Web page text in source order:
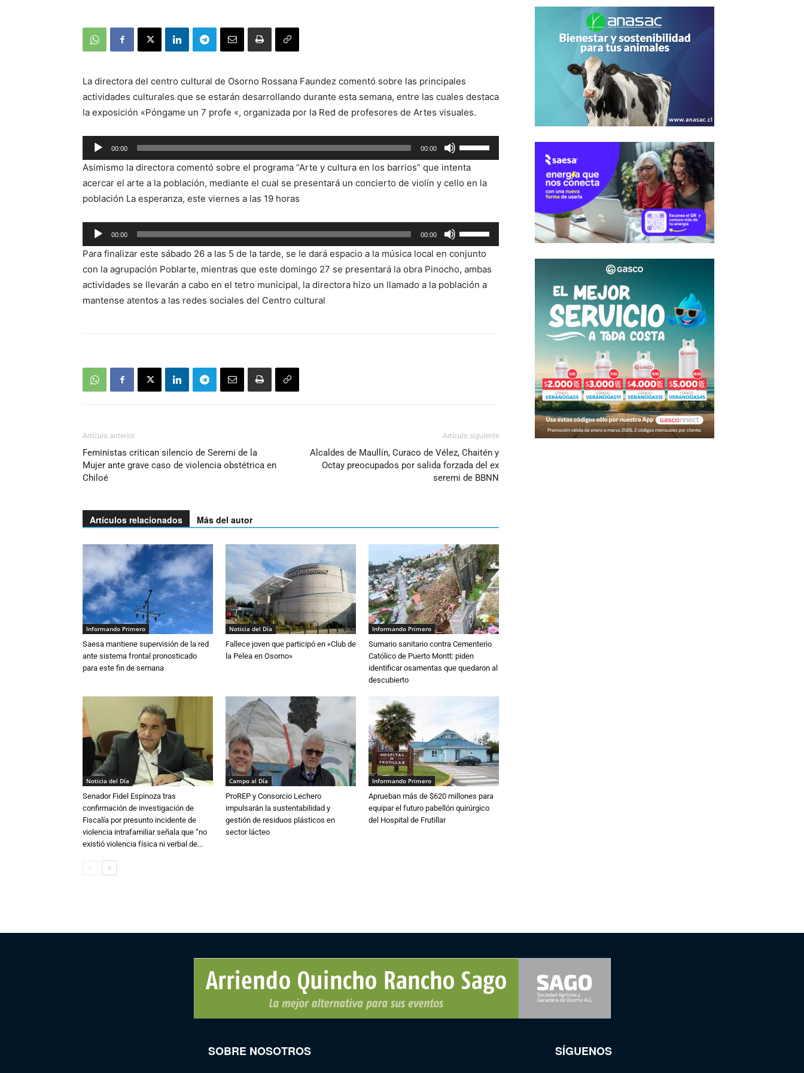
La directora del centro cultural de Osorno Rossana Faundez comentó sobre las principales
actividades culturales que se estarán desarrollando durante esta semana, entre las cuales destaca
la exposición «Póngame un 7 profe «, organizada por la Red de profesores de Artes visuales.
Reproductor
de
audio
00:00 00:00
las
teclas
de
arriba/abajo
para
aumentar
disminuir
Asimismo la directora comentó sobre el programa “Arte y cultura en los barrios” que intenta
acercar el arte a la población, mediante el cual se presentará un concierto de violín y cello en la
población La esperanza, este viernes a las 19 horas
Reproductor
de
audio
00:00 00:00
las
teclas
de
flecha
Para finalizar este sábado 26 a las 5 de la tarde, se le dará espacio a la música local en conjunto
con la agrupación Poblarte, mientras que este domingo 27 se presentará la obra Pinocho, ambas
actividades se llevarán a cabo en el tetro municipal, la directora hizo un llamado a la población a
mantense atentos a las redes sociales del Centro cultural
Artículo anterior
Feministas critican silencio de Seremi de la
Mujer ante grave caso de violencia obstétrica en
Chiloé
Artículo siguiente
Alcaldes de Maullín, Curaco de Vélez, Chaitén y
Octay preocupados por salida forzada del ex
seremi de BBNN
Artículos relacionados Más del autor
Informando Primero
Saesa mantiene supervisión de la red
ante sistema frontal pronosticado
para este fin de semana
Noticia del Día
Fallece joven que participó en «Club de
la Pelea en Osorno»
Informando Primero
Sumario sanitario contra Cementerio
Católico de Puerto Montt: piden
identificar osamentas que quedaron al
descubierto
Noticia del Día
Senador Fidel Espinoza tras
confirmación de investigación de
Fiscalía por presunto incidente de
violencia intrafamiliar señala que “no
existió violencia física ni verbal de...
Campo al Día
ProREP y Consorcio Lechero
impulsarán la sustentabilidad y
gestión de residuos plásticos en
sector lácteo
Informando Primero
Aprueban más de $620 millones para
equipar el futuro pabellón quirúrgico
del Hospital de Frutillar
SOBRE NOSOTROS SÍGUENOS